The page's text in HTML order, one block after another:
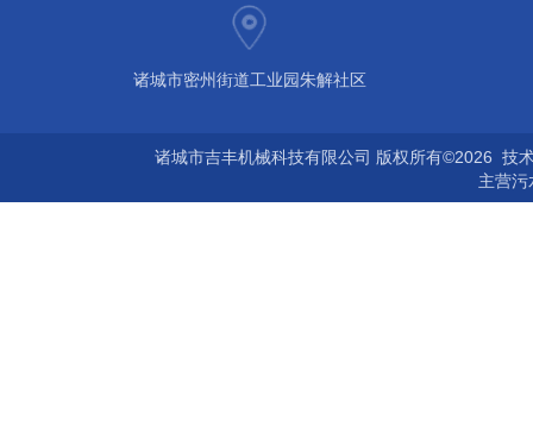
诸城市密州街道工业园朱解社区
诸城市吉丰机械科技有限公司 版权所有©2026 技
主营污